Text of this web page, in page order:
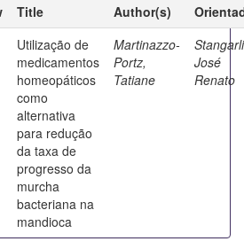
Title Author(s)
Utilização de
medicamentos
homeopáticos
como
alternativa
para redução
da taxa de
progresso da
murcha
bacteriana na
mandioca
Martinazzo-
Portz,
Tatiane
José
Renato